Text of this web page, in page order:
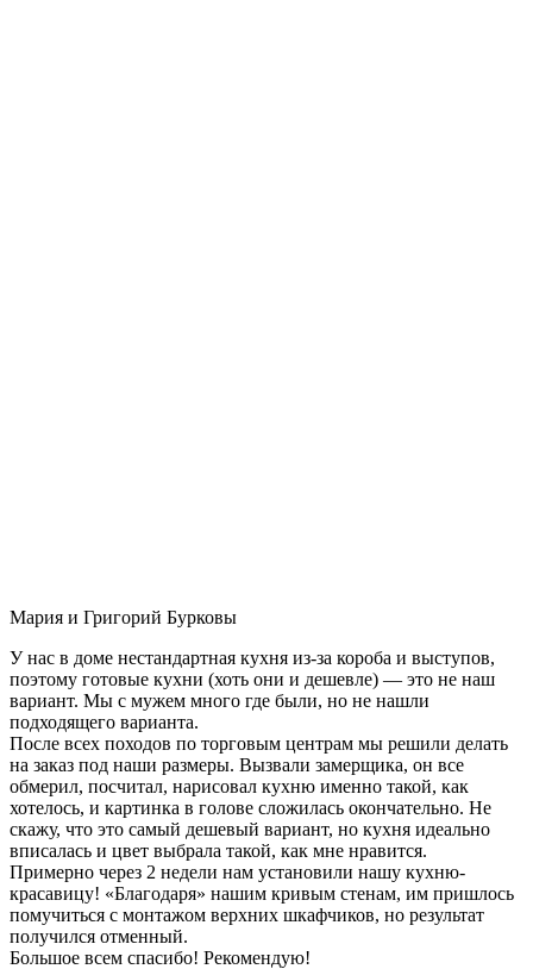
Мария и Григорий Бурковы
У нас в доме нестандартная кухня из-за короба и выступов,
поэтому готовые кухни (хоть они и дешевле) — это не наш
вариант. Мы с мужем много где были, но не нашли
подходящего варианта.
После всех походов по торговым центрам мы решили делать
на заказ под наши размеры. Вызвали замерщика, он все
обмерил, посчитал, нарисовал кухню именно такой, как
хотелось, и картинка в голове сложилась окончательно. Не
скажу, что это самый дешевый вариант, но кухня идеально
вписалась и цвет выбрала такой, как мне нравится.
Примерно через 2 недели нам установили нашу кухню-
красавицу! «Благодаря» нашим кривым стенам, им пришлось
помучиться с монтажом верхних шкафчиков, но результат
получился отменный.
Большое всем спасибо! Рекомендую!